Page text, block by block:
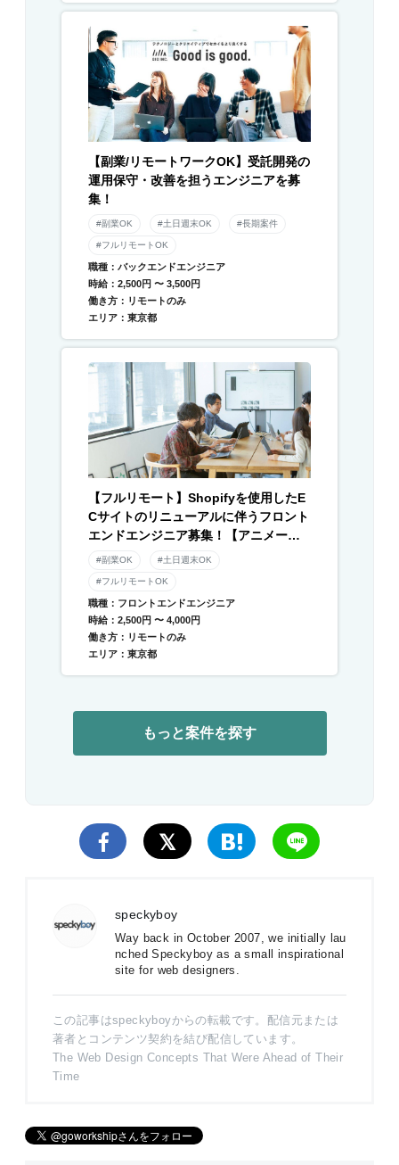
【副業/リモートワークOK】受託開発の
運用保守・改善を担うエンジニアを募
集！
#副業OK #土日週末OK #長期案件
#フルリモートOK
職種：バックエンドエンジニア
時給：2,500円 〜 3,500円
働き方：リモートのみ
エリア：東京都
【フルリモート】Shopifyを使用したE
Cサイトのリニューアルに伴うフロント
エンドエンジニア募集！【アニメーシ
ョン】
#副業OK #土日週末OK
#フルリモートOK
職種：フロントエンドエンジニア
時給：2,500円 〜 4,000円
働き方：リモートのみ
エリア：東京都
もっと案件を探す
speckyboy
Way back in October 2007, we initially lau
nched Speckyboy as a small inspirational
site for web designers.
この記事はspeckyboyからの転載です。配信元または
著者とコンテンツ契約を結び配信しています。
The Web Design Concepts That Were Ahead of Their
Time